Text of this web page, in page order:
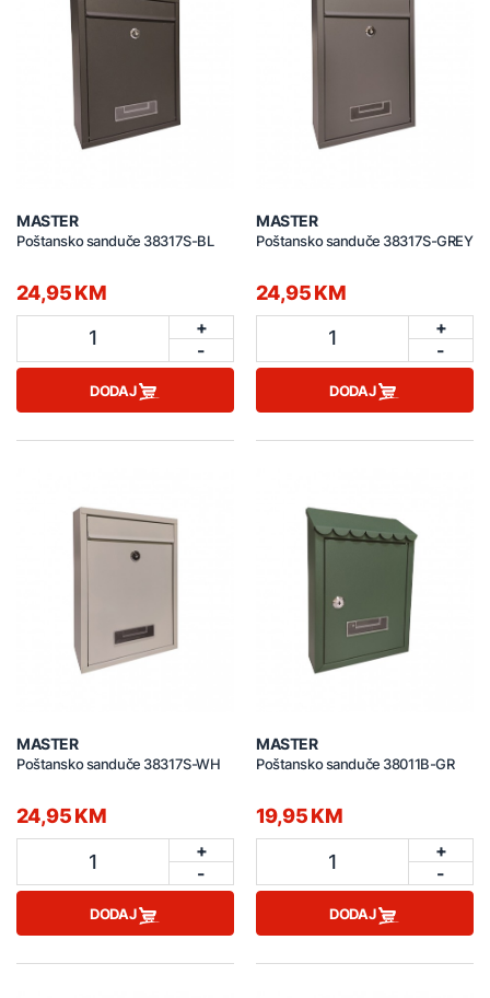
MASTER
Poštansko sanduče 38317S-BL
24,95 KM
1
+
-
DODAJ
MASTER
Poštansko sanduče 38317S-GREY
24,95 KM
1
+
-
DODAJ
MASTER
Poštansko sanduče 38317S-WH
24,95 KM
1
+
-
DODAJ
MASTER
Poštansko sanduče 38011B-GR
19,95 KM
1
+
-
DODAJ